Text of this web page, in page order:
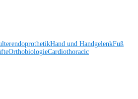
Hand und HandgelenkFuß
OrthobiologieCardiothoracic